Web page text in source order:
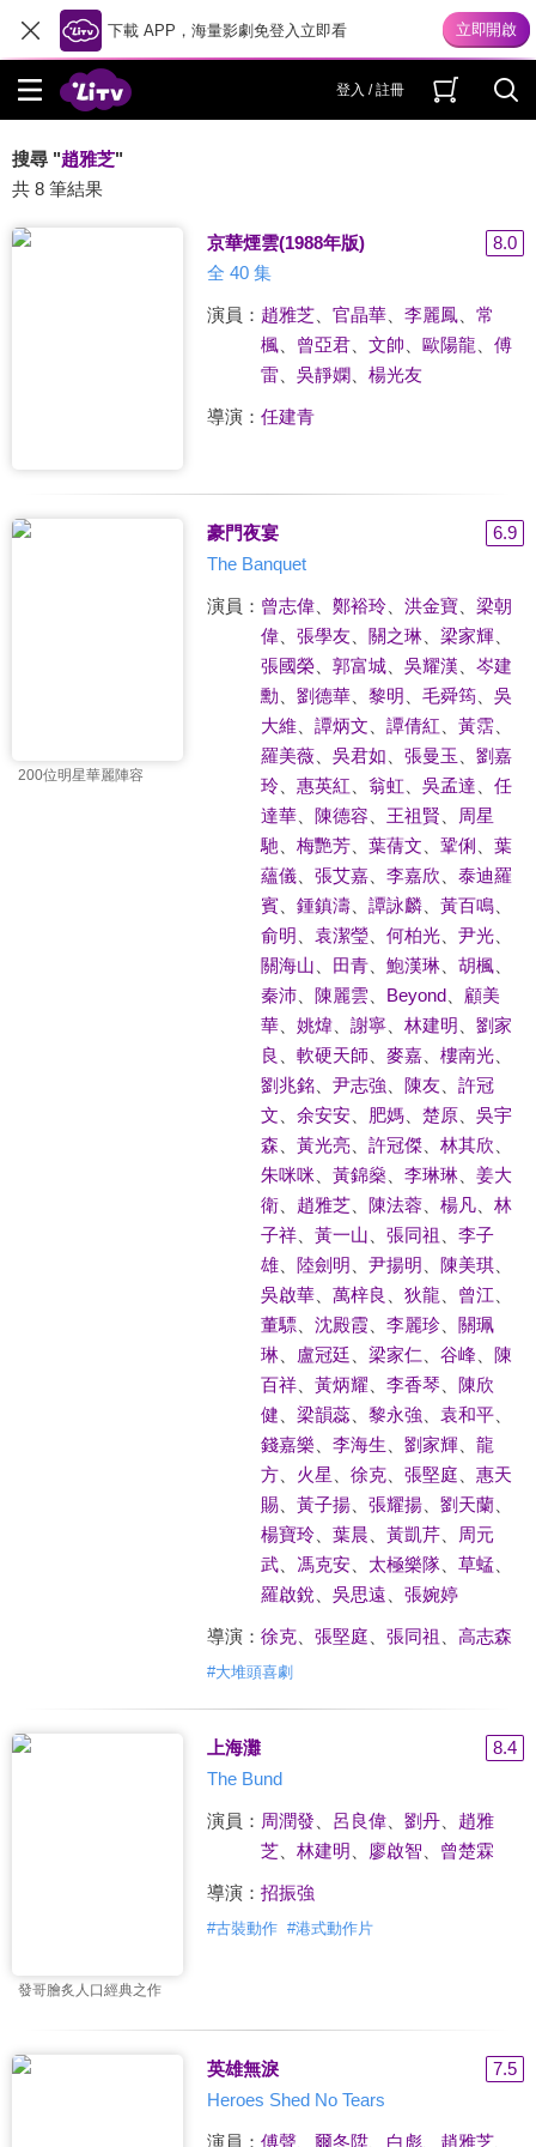
下載 APP，海量影劇免登入立即看
登入 / 註冊
搜尋 "趙雅芝"
共 8 筆結果
京華煙雲(1988年版)
8.0
全 40 集
演員： 趙雅芝、 官晶華、 李麗鳳、 常
楓、 曾亞君、 文帥 歐陽龍
傅
雷、 吳靜嫻、 楊光友
導演： 任建青
200位明星華麗陣容
豪門夜宴
6.9
The Banquet
演員： 曾志偉、 鄭裕玲、 洪金寶、 梁朝
偉、 張學友、 關之琳、 梁家輝、
張國榮、 郭富城、 吳耀漢
岑建
勳
劉德華、 黎明 毛舜筠、 吳
大維、 譚炳文 譚倩紅 黃霑、
羅美薇、 吳君如 張曼玉
劉嘉
玲、 惠英紅 翁虹、 吳孟達
任
達華、 陳德容 王祖賢
周星
馳
梅艷芳、 葉蒨文 鞏俐
葉
蘊儀、 張艾嘉、 李嘉欣
泰迪羅
賓、 鍾鎮濤、 譚詠麟、 黃百鳴、
俞明
袁潔瑩、 何柏光、 尹光、
關海山
田青、 鮑漢琳、 胡楓、
秦沛、 陳麗雲、 Beyond、 顧美
華、 姚煒、 謝寧、 林建明
劉家
良
軟硬天師、 麥嘉、 樓南光、
劉兆銘、 尹志強 陳友、 許冠
文
余安安、 肥媽、 楚原、 吳宇
森
黃光亮、 許冠傑、 林其欣
朱咪咪
黃錦燊、 李琳琳、 姜大
衛、 趙雅芝、 陳法蓉、 楊凡、 林
子祥、 黃一山 張同祖
李子
雄、 陸劍明 尹揚明 陳美琪、
吳啟華、 萬梓良 狄龍 曾江
董驃、 沈殿霞、 李麗珍、 關珮
琳、 盧冠廷 梁家仁 谷峰、 陳
百祥、 黃炳耀 李香琴
陳欣
健
梁韻蕊、 黎永強 袁和平、
錢嘉樂
李海生 劉家輝、 龍
方、 火星 徐克、 張堅庭
惠天
賜、 黃子揚、 張耀揚、 劉天蘭、
楊寶玲、 葉晨 黃凱芹、
周元
武、 馮克安、 太極樂隊、 草蜢、
羅啟銳
吳思遠 張婉婷
導演： 徐克、 張堅庭 張同祖 高志森
#大堆頭喜劇
發哥膾炙人口經典之作
上海灘
8.4
The Bund
演員： 周潤發 呂良偉、 劉丹、 趙雅
芝、 林建明 廖啟智 曾楚霖
導演： 招振強
#古裝動作 #港式動作片
英雄無淚
7.5
Heroes Shed No Tears
演員： 傅聲、 爾冬陞、 白彪、 趙雅芝、